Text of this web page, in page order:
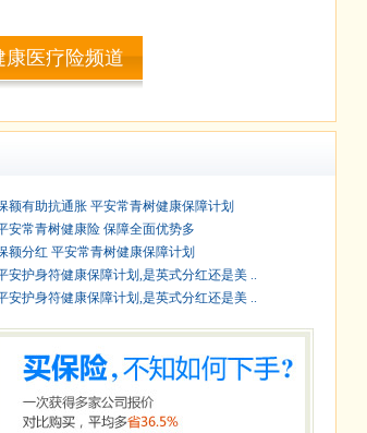
康医疗险频道
额有助抗通胀 平安常青树健康保障计划
安常青树健康险 保障全面优势多
额分红 平安常青树健康保障计划
安护身符健康保障计划,是英式分红还是美 ..
安护身符健康保障计划,是英式分红还是美 ..